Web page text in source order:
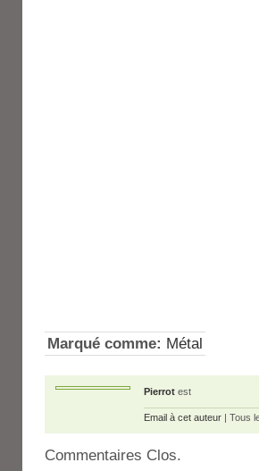
Marqué comme: Métal
Pierrot est
Email à cet auteur | Tous
Commentaires Clos.